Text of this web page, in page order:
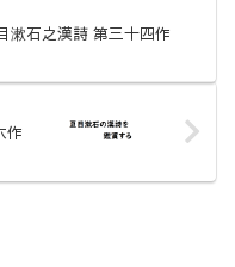
漱石之漢詩 第三十四作
作